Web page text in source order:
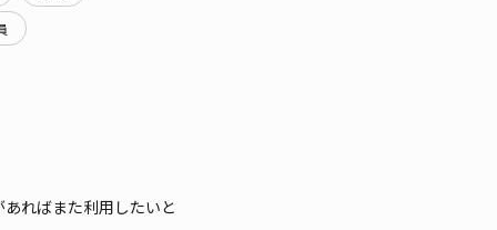
ればまた利用したいと